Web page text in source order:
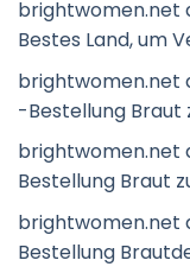
brightwomen.net
Bestes Land, um
brightwomen.net
-Bestellung Braut
brightwomen.net
Bestellung Braut
brightwomen.net
Bestellung